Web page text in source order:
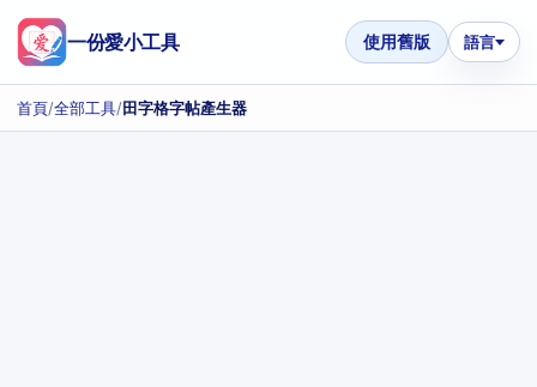
一份愛小工具 使用舊版 語言
首頁/全部工具/田字格字帖產生器